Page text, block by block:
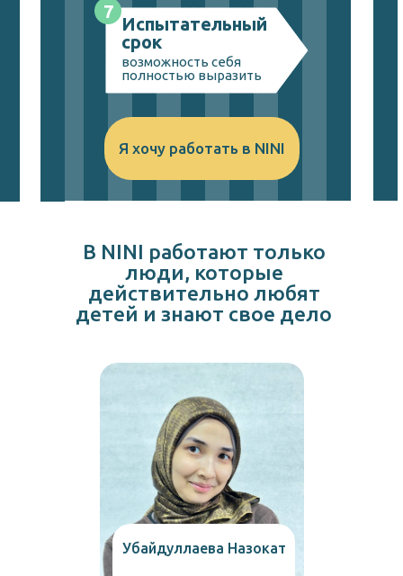
возможность себя
полностью выразить
Испытательный
срок
7
Я хочу работать в NINI
В NINI работают только
люди, которые
действительно любят
детей и знают свое дело
Убайдуллаева Назокат